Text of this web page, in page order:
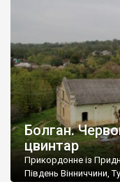
Болган.
цвинтар
Прикордонне із
Південь Вінниччини,